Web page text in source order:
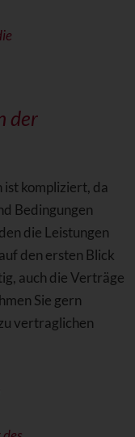
der
kompliziert, da
Bedingungen
die Leistungen
den ersten Blick
auch die Verträge
Sie gern
vertraglichen